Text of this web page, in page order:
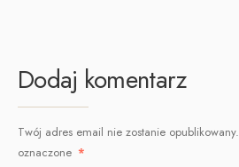
Dodaj komentarz
Twój adres email nie zostanie opublikowany.
oznaczone *